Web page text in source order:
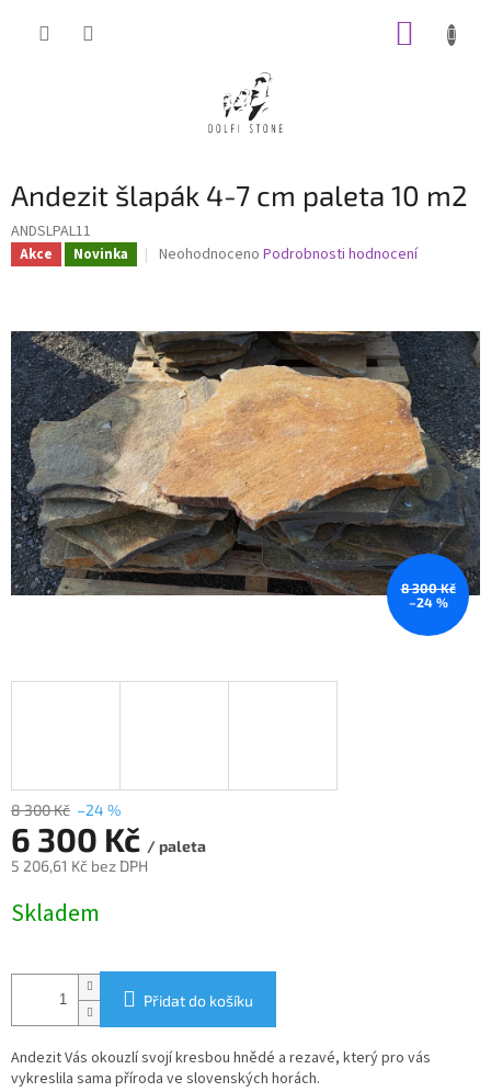
Andezit šlapák 4-7 cm paleta 10 m2
ANDSLPAL11
Akce Novinka
Průměrné
0,0
z
5
hvězdiček.
Neohodnoceno Podrobnosti hodnocení
8 300 Kč
–24 %
8 300 Kč –24 %
6 300 Kč / paleta
5 206,61 Kč bez DPH
cena:
Skladem
Přidat do košíku
Andezit Vás okouzlí svojí kresbou hnědé a rezavé, který pro vás
vykreslila sama příroda ve slovenských horách.